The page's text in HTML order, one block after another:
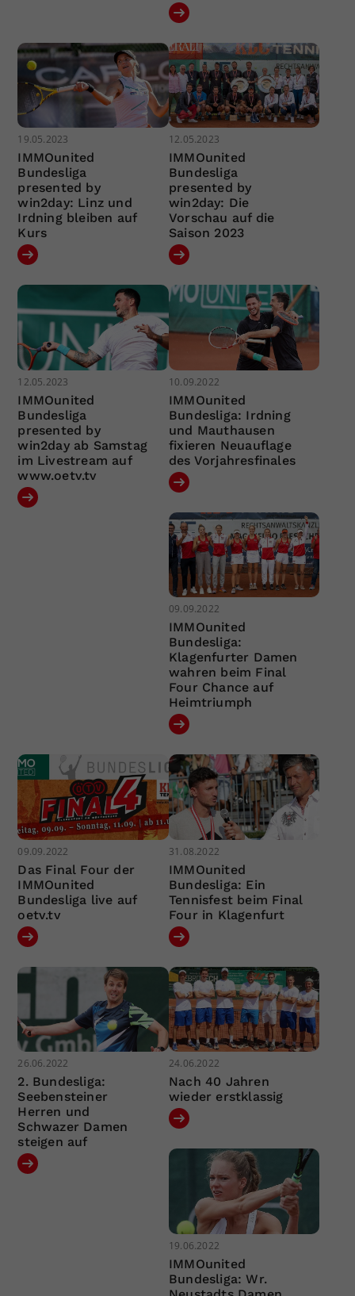
19.05.2023
IMMOunited
Bundesliga
presented by
win2day: Linz und
Irdning bleiben auf
Kurs
12.05.2023
IMMOunited
Bundesliga
presented by
win2day: Die
Vorschau auf die
Saison 2023
12.05.2023
IMMOunited
Bundesliga
presented by
win2day ab Samstag
im Livestream auf
www.oetv.tv
10.09.2022
IMMOunited
Bundesliga: Irdning
und Mauthausen
fixieren Neuauflage
des Vorjahresfinales
09.09.2022
IMMOunited
Bundesliga:
Klagenfurter Damen
wahren beim Final
Four Chance auf
Heimtriumph
09.09.2022
Das Final Four der
IMMOunited
Bundesliga live auf
oetv.tv
31.08.2022
IMMOunited
Bundesliga: Ein
Tennisfest beim Final
Four in Klagenfurt
26.06.2022
2. Bundesliga:
Seebensteiner
Herren und
Schwazer Damen
steigen auf
24.06.2022
Nach 40 Jahren
wieder erstklassig
19.06.2022
IMMOunited
Bundesliga: Wr.